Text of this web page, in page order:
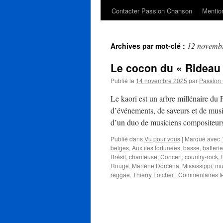
Contacter Passion Chanson
Archives par mot-clé : 12
Le cocon du «
Publié le 14 novembre 2025 par Passion
Le kaori est un arbre millénaire du
d’événements, de saveurs et de
d’un duo de musiciens
Publié dansVu pour vous | Marqué avec
belges, Aux îles fortunées, basse, batterie
Brésil, chanteuse, Concert, country-rock,
Rouge, Marlène Dorcéna, Mississippi,
reggae, Thierry Folcher | Commentaires